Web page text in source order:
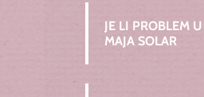
JE LI PROBLEM
MAJA SOLAR